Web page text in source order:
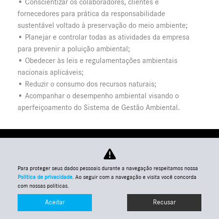
• Conscientizar os colaboradores, clientes e
fornecedores para prática da responsabilidade
sustentável voltado à preservação do meio ambiente;
• Planejar e controlar todas as atividades da empresa
para prevenir a poluição ambiental;
• Obedecer às leis e regulamentações ambientais
nacionais aplicáveis;
• Reduzir o consumo dos recursos naturais;
• Acompanhar o desempenho ambiental visando o
aperfeiçoamento do Sistema de Gestão Ambiental.
Entre em contato WhatsApp
Para proteger seus dados pessoais durante a navegação respeitamos nossa
Política de privacidade . Ao seguir com a navegação e visita você concorda
com nossas políticas.
Aceitar Recusar